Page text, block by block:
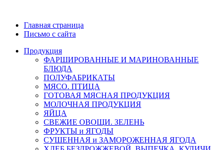
Главная страница
Письмо с сайта
Продукция
ФАРШИРОВАННЫЕ И МАРИНОВАННЫЕ
БЛЮДА
ПОЛУФАБРИКАТЫ
МЯСО. ПТИЦА
ГОТОВАЯ МЯСНАЯ ПРОДУКЦИЯ
МОЛОЧНАЯ ПРОДУКЦИЯ
ЯЙЦА
СВЕЖИЕ ОВОЩИ. ЗЕЛЕНЬ
ФРУКТЫ и ЯГОДЫ
СУШЕННАЯ и ЗАМОРОЖЕННАЯ ЯГОДА